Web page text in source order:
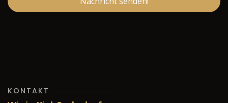
KONTAKT